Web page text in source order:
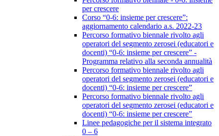
per crescere
Corso “0-6: insieme per crescere”:
aggiornamento calendario a.s. 2022-23
Percorso formativo biennale rivolto agli
operatori del segmento zerosei (educatori e
docenti) “0-6: insieme per crescere” -
Programma relativo alla seconda annualità
Percorso formativo biennale rivolto agli
operatori del segmento zerosei (educatori e
docenti) “0-6: insieme per crescere”
Percorso formativo biennale rivolto agli
operatori del segmento zerosei (educatori e
docenti) “0-6: insieme per crescere”
Linee pedagogiche per il sistema integrato
0 – 6